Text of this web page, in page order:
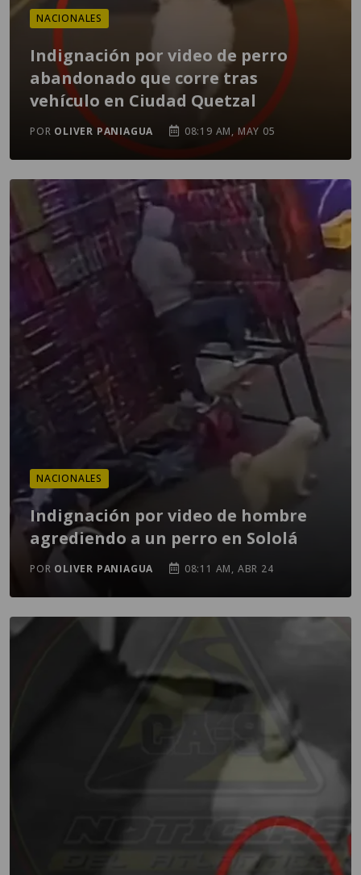
NACIONALES
Indignación por video de perro
abandonado que corre tras
vehículo en Ciudad Quetzal
POR OLIVER PANIAGUA 08:19 AM, MAY 05
NACIONALES
Indignación por video de hombre
agrediendo a un perro en Sololá
POR OLIVER PANIAGUA 08:11 AM, ABR 24